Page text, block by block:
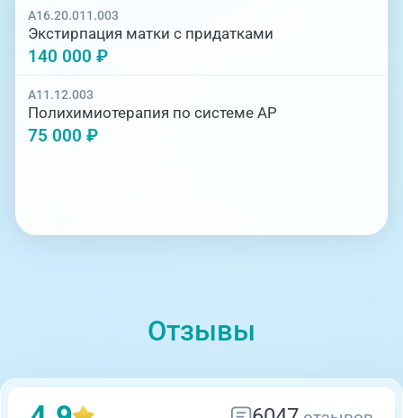
A16.20.011.003
Экстирпация матки с придатками
140 000 ₽
A11.12.003
Полихимиотерапия по системе АР
75 000 ₽
Отзывы